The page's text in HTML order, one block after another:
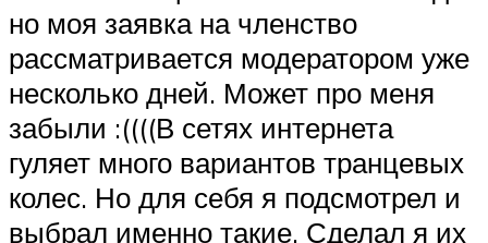
но моя заявка на членство
рассматривается модератором уже
несколько дней. Может про меня
забыли :((((В сетях интернета
гуляет много вариантов транцевых
колес. Но для себя я подсмотрел и
выбрал именно такие. Сделал я их